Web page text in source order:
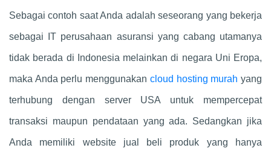
Sebagai contoh saat Anda adalah seseorang yang bekerja
sebagai IT perusahaan asuransi yang cabang utamanya
tidak berada di Indonesia melainkan di negara Uni Eropa,
maka Anda perlu menggunakan cloud hosting murah yang
terhubung dengan server USA untuk mempercepat
transaksi maupun pendataan yang ada. Sedangkan jika
Anda memiliki website jual beli produk yang hanya